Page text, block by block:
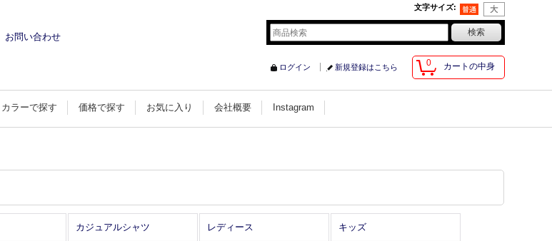
文字サイズ:
お問い合わせ
0 カートの中身
ログイン 新規登録はこちら
カラーで探す 価格で探す お気に入り 会社概要 Instagram
カジュアルシャツ レディース キッズ